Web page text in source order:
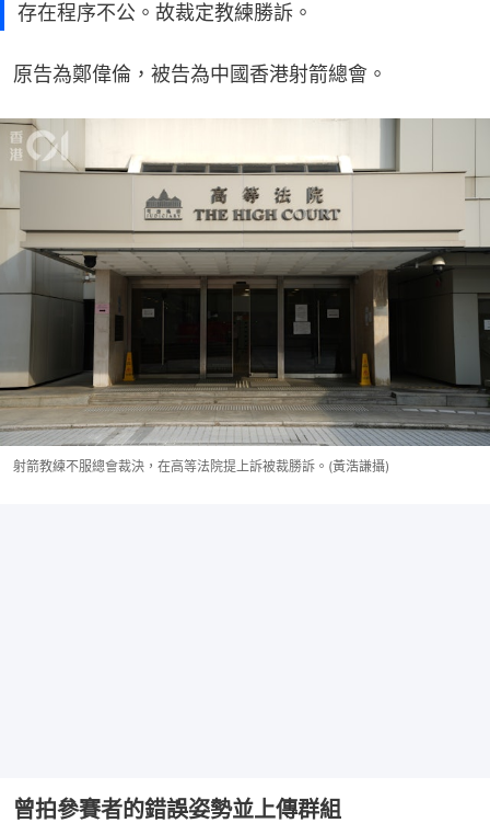
存在程序不公。故裁定教練勝訴。
原告為鄭偉倫，被告為中國香港射箭總會。
射箭教練不服總會裁決，在高等法院提上訴被裁勝訴。(黃浩謙攝)
曾拍參賽者的錯誤姿勢並上傳群組